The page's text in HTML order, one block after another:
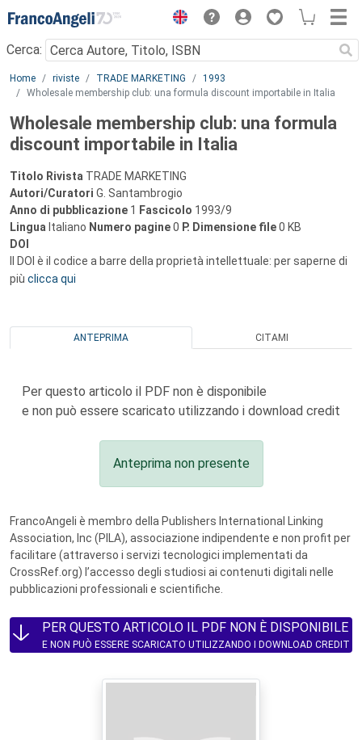
Menu
Cerca:
Main content
Home riviste TRADE MARKETING
1993
Wholesale membership club: una formula discount importabile in Italia
Wholesale membership club: una formula
discount importabile in Italia
Titolo Rivista TRADE MARKETING
Autori/Curatori G. Santambrogio
Anno di pubblicazione 1 Fascicolo 1993/9
Lingua Italiano Numero pagine0 P. Dimensione file0 KB
DOI
Il DOI è il codice a barre della proprietà intellettuale: per saperne di
più clicca qui
ANTEPRIMA CITAMI
Per questo articolo il PDF non è disponibile
e non può essere scaricato utilizzando i download credit
Anteprima non presente
FrancoAngeli è membro della Publishers International Linking
Association, Inc (PILA), associazione indipendente e non profit per
facilitare (attraverso i servizi tecnologici implementati da
CrossRef.org) l’accesso degli studiosi ai contenuti digitali nelle
pubblicazioni professionali e scientifiche.
PER QUESTO ARTICOLO IL PDF NON È DISPONIBILE
E NON PUÒ ESSERE SCARICATO UTILIZZANDO I DOWNLOAD CREDIT